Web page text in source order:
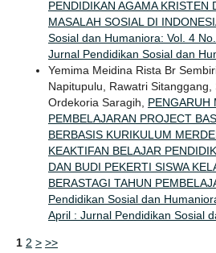
PENDIDIKAN AGAMA KRISTEN
MASALAH SOSIAL DI
Sosial dan Humaniora: Vol. 4
Jurnal Pendidikan Sosial dan
Yemima Meidina Rista Br
Napitupulu, Rawatri Sitanggang,
Ordekoria Saragih, PENGARUH
PEMBELAJARAN PROJECT
BERBASIS KURIKULUM
KEAKTIFAN BELAJAR
DAN BUDI PEKERTI SISWA
BERASTAGI TAHUN
Pendidikan Sosial dan
April : Jurnal Pendidikan Sosial
1 2 > >>